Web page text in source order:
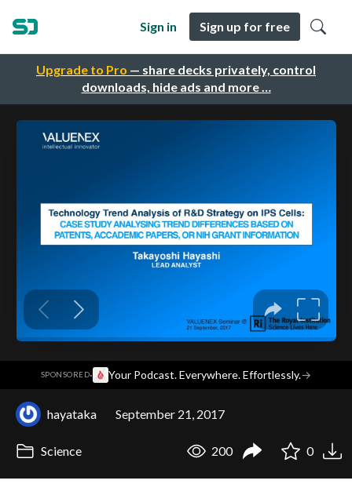
Upgrade to Pro — share decks privately, control
downloads, hide ads and more …
Sign in Sign up for free
SPONSORED· Your Podcast. Everywhere. Effortlessly.→
hayataka September 21, 2017
Science 200 0